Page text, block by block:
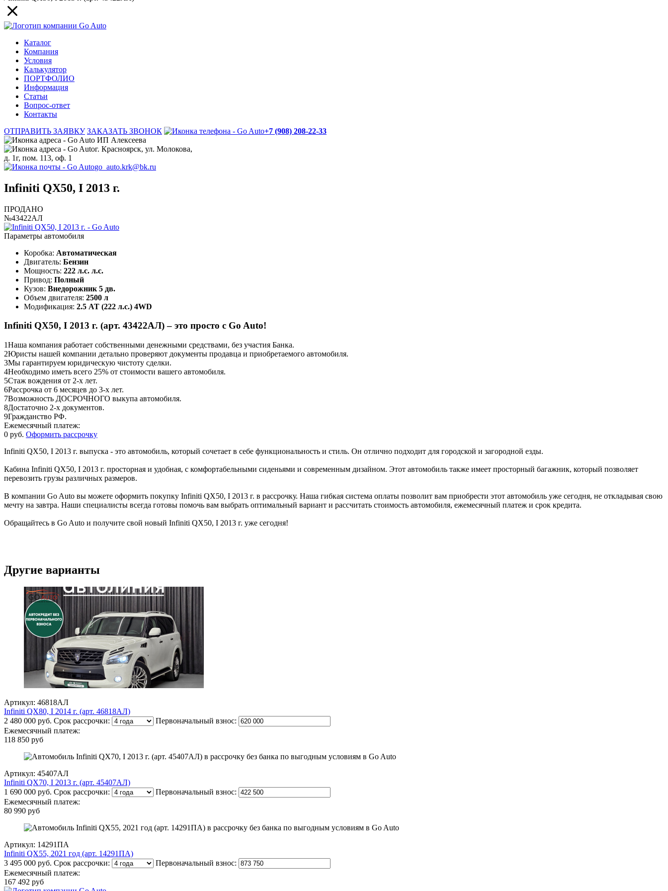
Каталог
Компания
Условия
Калькулятор
ПОРТФОЛИО
Информация
Статьи
Вопрос-ответ
Контакты
ОТПРАВИТЬ ЗАЯВКУ ЗАКАЗАТЬ ЗВОНОК
+7 (908) 208-22-33
ИП Алексеева
г. Красноярск, ул. Молокова,
д. 1г, пом. 113, оф. 1
go_auto.krk@bk.ru
Infiniti QX50, I 2013 г.
ПРОДАНО
№43422АЛ
Параметры автомобиля
Коробка: Автоматическая
Двигатель: Бензин
Мощность: 222 л.с. л.с.
Привод: Полный
Кузов: Внедорожник 5 дв.
Объем двигателя: 2500 л
Модификация: 2.5 AT (222 л.с.) 4WD
Infiniti QX50, I 2013 г. (арт. 43422АЛ) – это просто с Go Auto!
1Наша компания работает собственными денежными средствами, без участия Банка.
2Юристы нашей компании детально проверяют документы продавца и приобретаемого автомобиля.
3Мы гарантируем юридическую чистоту сделки.
4Необходимо иметь всего 25% от стоимости вашего автомобиля.
5Стаж вождения от 2-х лет.
6Рассрочка от 6 месяцев до 3-х лет.
7Возможность ДОСРОЧНОГО выкупа автомобиля.
8Достаточно 2-х документов.
9Гражданство РФ.
Ежемесячный платеж:
0 руб. Оформить рассрочку
Infiniti QX50, I 2013 г. выпуска - это автомобиль, который сочетает в себе функциональность и стиль. Он отлично подходит для городской и загородной езды.
Кабина Infiniti QX50, I 2013 г. просторная и удобная, с комфортабельными сиденьями и современным дизайном. Этот автомобиль также имеет просторный багажник, который позволяет
перевозить грузы различных размеров.
В компании Go Auto вы можете оформить покупку Infiniti QX50, I 2013 г. в рассрочку. Наша гибкая система оплаты позволит вам приобрести этот автомобиль уже сегодня, не откладывая свою
мечту на завтра. Наши специалисты всегда готовы помочь вам выбрать оптимальный вариант и рассчитать стоимость автомобиля, ежемесячный платеж и срок кредита.
Обращайтесь в Go Auto и получите свой новый Infiniti QX50, I 2013 г. уже сегодня!
Другие варианты
Артикул: 46818АЛ
Infiniti QX80, I 2014 г. (арт. 46818АЛ)
2 480 000 руб. Срок рассрочки:
Первоначальный взнос:
Ежемесячный платеж:
118 850 руб
Артикул: 45407АЛ
Infiniti QX70, I 2013 г. (арт. 45407АЛ)
1 690 000 руб. Срок рассрочки:
Первоначальный взнос:
Ежемесячный платеж:
80 990 руб
Артикул: 14291ПА
Infiniti QX55, 2021 год (арт. 14291ПА)
3 495 000 руб. Срок рассрочки:
Первоначальный взнос:
Ежемесячный платеж:
167 492 руб